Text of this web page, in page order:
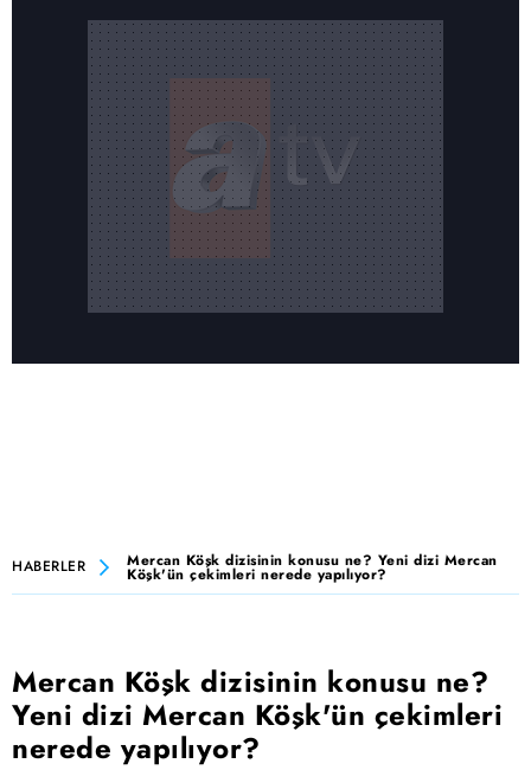
HABERLER Mercan Köşk dizisinin konusu ne? Yeni dizi Mercan
Köşk'ün çekimleri nerede yapılıyor?
Mercan Köşk dizisinin konusu ne?
Yeni dizi Mercan Köşk'ün çekimleri
nerede yapılıyor?